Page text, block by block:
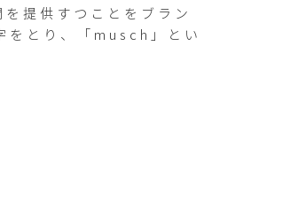
提供すつことをブラン
とり、「musch」とい